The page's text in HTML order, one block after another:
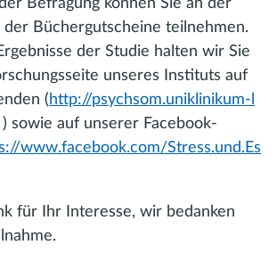
Befragung können Sie an der
der Büchergutscheine teilnehmen.
der Studie halten wir Sie
unseres Instituts auf
(http://psychsom.uniklinikum-l
) sowie auf unserer Facebook-
www.facebook.com/Stress.und.Es
für Ihr Interesse, wir bedanken